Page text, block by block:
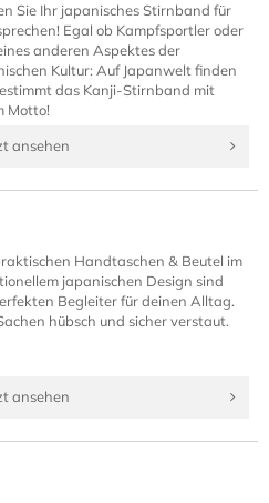
Sie Ihr japanisches Stirnband für
Egal ob Kampfsportler oder
anderen Aspektes der
Kultur: Auf Japanwelt finden
das Kanji-Stirnband mit
Motto!
ansehen
Handtaschen & Beutel im
japanischen Design sind
Begleiter für deinen Alltag.
hübsch und sicher verstaut.
ansehen